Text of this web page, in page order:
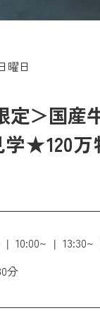
曜日
定＞国産
★120万
10:00~ 13:30~
分